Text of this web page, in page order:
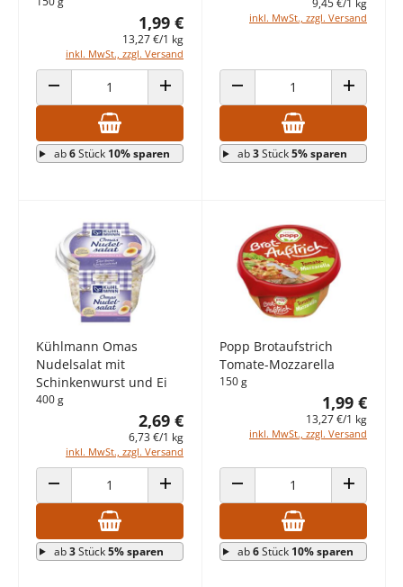
1,99 €
13,27 €/1 kg
inkl. MwSt., zzgl. Versand
ANZAHL VERRINGERN ANZAHL ERHÖHEN
ab6Stück 10% sparen
inkl. MwSt., zzgl. Versand
ANZAHL VERRINGERN ANZAHL
ab3Stück5% sparen
Kühlmann Omas
Nudelsalat mit
Schinkenwurst und Ei
400 g
2,69 €
6,73 €/1 kg
inkl. MwSt., zzgl. Versand
ANZAHL VERRINGERN ANZAHL ERHÖHEN
ab3Stück5% sparen
Popp Brotaufstrich
Tomate-Mozzarella
150 g
1,99 €
13,27 €/1 kg
inkl. MwSt., zzgl. Versand
ANZAHL VERRINGERN ANZAHL
ab6Stück 10% sparen